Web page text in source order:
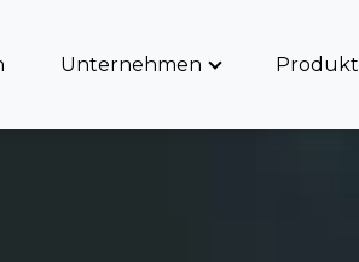
Unternehmen Produkt